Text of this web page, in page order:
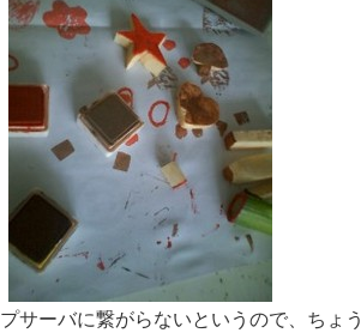
サーバに繋がらないというので、ちょ